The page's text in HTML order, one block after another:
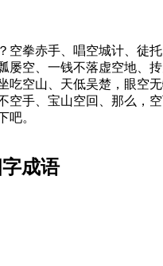
空拳赤手、唱空城计、徒
屡空、一钱不落虚空地、
吃空山、天低吴楚，眼空
空手、宝山空回、那么，
吧。
成语